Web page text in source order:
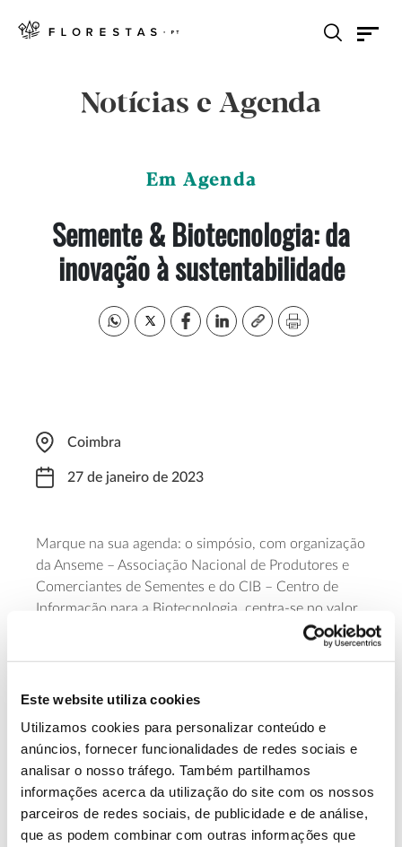
Este website utiliza cookies
Utilizamos cookies para personalizar conteúdo e
anúncios, fornecer funcionalidades de redes sociais e
analisar o nosso tráfego. Também partilhamos
informações acerca da utilização do site com os nossos
parceiros de redes sociais, de publicidade e de análise,
que as podem combinar com outras informações que
Notícias e Agenda
Em Agenda
Semente & Biotecnologia: da
inovação à sustentabilidade
Coimbra
27 de janeiro de 2023
Marque na sua agenda: o simpósio, com organização
da Anseme – Associação Nacional de Produtores e
Comerciantes de Sementes e do CIB – Centro de
Informação para a Biotecnologia, centra-se no valor
do sector das sementes e das novas tecnologias de
melhoramento de plantas na segurança alimentar e
Ecológico Europeu e na Estratégia do Prado ao
Saiba mais sobre este simpósio.
13.07.2026